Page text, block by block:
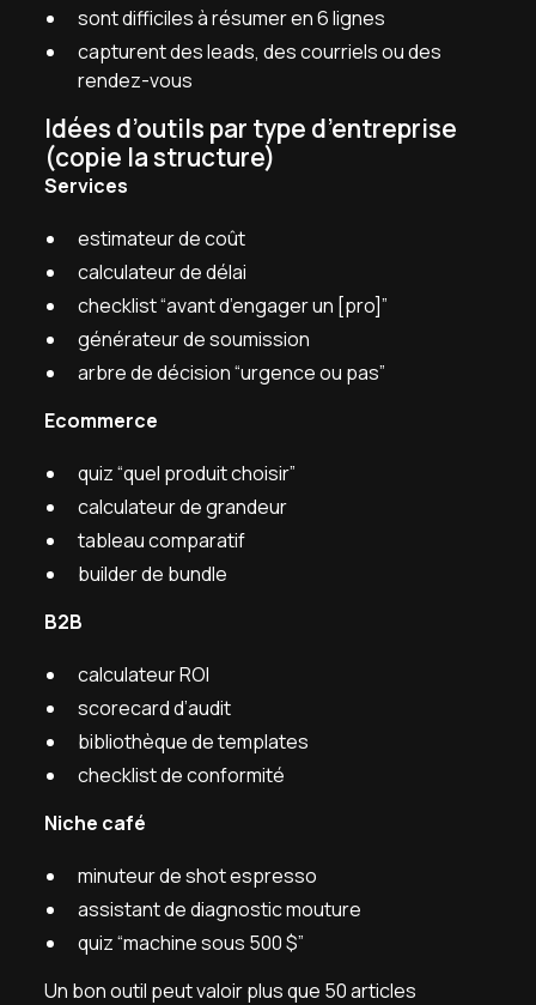
sont difficiles à résumer en 6 lignes
capturent des leads, des courriels ou des
rendez-vous
Idées d’outils par type d’entreprise
(copie la structure)
Services
estimateur de coût
calculateur de délai
checklist “avant d’engager un [pro]”
générateur de soumission
arbre de décision “urgence ou pas”
Ecommerce
quiz “quel produit choisir”
calculateur de grandeur
tableau comparatif
builder de bundle
B2B
calculateur ROI
scorecard d’audit
bibliothèque de templates
checklist de conformité
Niche café
minuteur de shot espresso
assistant de diagnostic mouture
quiz “machine sous 500 $”
Un bon outil peut valoir plus que 50 articles